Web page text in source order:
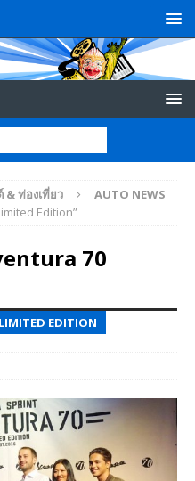
& ท่องเที่ยว
AUTO NEWS
Edition”
70
EDITION